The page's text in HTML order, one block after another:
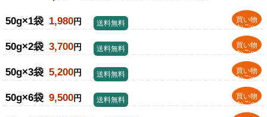
50g×1袋 1,980円
買い物
かごへ
送料無料
50g×2袋 3,700円
買い物
かごへ
送料無料
50g×3袋 5,200円
買い物
かごへ
送料無料
50g×6袋 9,500円
買い物
かごへ
送料無料